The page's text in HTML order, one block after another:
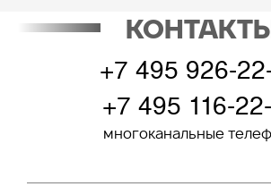
+7 495 926-
+7 495 116-
многоканальные